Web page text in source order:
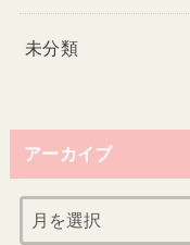
未分類
アーカイブ